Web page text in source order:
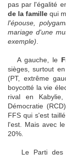
pas par l'égalité
de la famille qui
l'épouse,
mariage d'une
exemple)
A gauche, le
sièges, surtout
(PT, extrême
boycotté la vie
rival en
Démocratie
FFS qui s'est
l'est. Mais avec
20%.
Le Parti des